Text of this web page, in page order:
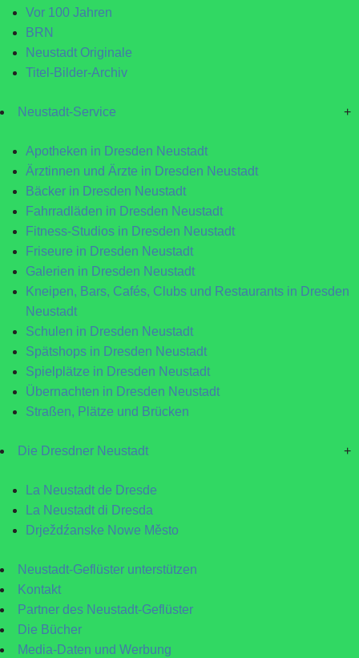
Vor 100 Jahren
BRN
Neustadt Originale
Titel-Bilder-Archiv
Neustadt-Service +
Apotheken in Dresden Neustadt
Ärztinnen und Ärzte in Dresden Neustadt
Bäcker in Dresden Neustadt
Fahrradläden in Dresden Neustadt
Fitness-Studios in Dresden Neustadt
Friseure in Dresden Neustadt
Galerien in Dresden Neustadt
Kneipen, Bars, Cafés, Clubs und Restaurants in Dresden
Neustadt
Schulen in Dresden Neustadt
Spätshops in Dresden Neustadt
Spielplätze in Dresden Neustadt
Übernachten in Dresden Neustadt
Straßen, Plätze und Brücken
Die Dresdner Neustadt +
La Neustadt de Dresde
La Neustadt di Dresda
Drježdźanske Nowe Město
Neustadt-Geflüster unterstützen
Kontakt
Partner des Neustadt-Geflüster
Die Bücher
Media-Daten und Werbung